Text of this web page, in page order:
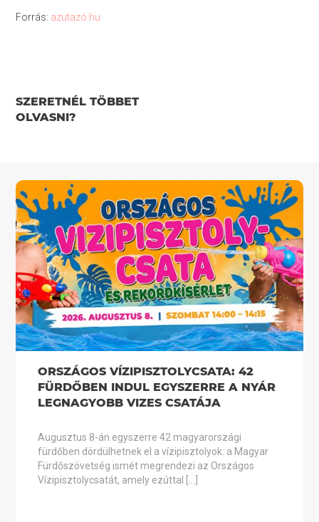
Forrás: azutazó.hu
SZERETNÉL TÖBBET
OLVASNI?
ORSZÁGOS VÍZIPISZTOLYCSATA: 42
FÜRDŐBEN INDUL EGYSZERRE A NYÁR
LEGNAGYOBB VIZES CSATÁJA
Augusztus 8-án egyszerre 42 magyarországi
fürdőben dördülhetnek el a vízipisztolyok: a Magyar
Fürdőszövetség ismét megrendezi az Országos
Vízipisztolycsatát, amely ezúttal […]